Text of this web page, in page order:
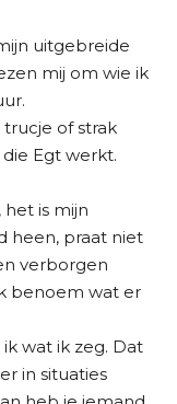
uitgebreide
mij om wie ik
of strak
Egt werkt.
het is mijn
heen, praat niet
verborgen
benoem wat er
wat ik zeg. Dat
in situaties